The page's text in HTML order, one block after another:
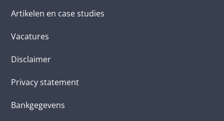
Artikelen en case studies
Vacatures
Disclaimer
Privacy statement
Bankgegevens